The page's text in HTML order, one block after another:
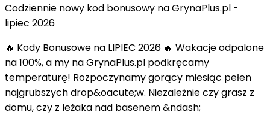
Codziennie nowy kod bonusowy na GrynaPlus.pl -
lipiec 2026
🔥 Kody Bonusowe na LIPIEC 2026 🔥 Wakacje odpalone
na 100%, a my na GrynaPlus.pl podkręcamy
temperaturę! Rozpoczynamy gorący miesiąc pełen
najgrubszych drop&oacute;w. Niezależnie czy grasz z
domu, czy z leżaka nad basenem &ndash;